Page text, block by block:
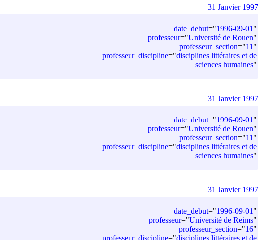
date_debut="1996-09-01 "
professeur="Université de Rouen"
professeur_section="11 "
professeur_discipline="disciplines littéraires et de
sciences humaines"
31 Janvier 1997
date_debut="1996-09-01 "
professeur="Université de Rouen"
professeur_section="11 "
professeur_discipline="disciplines littéraires et de
sciences humaines"
31 Janvier 1997
date_debut="1996-09-01 "
professeur="Université de Reims"
professeur_section="16"
professeur_discipline="disciplines littéraires et de
31 Janvier 1997